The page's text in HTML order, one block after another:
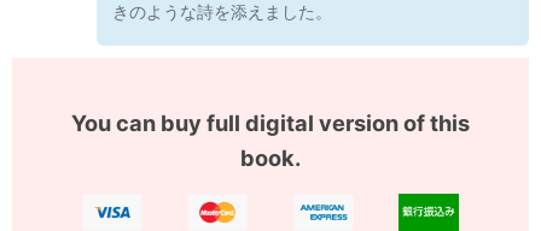
きのような詩を添えました。
You can buy full digital version of this
book.